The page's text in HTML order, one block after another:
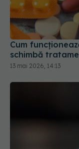
Cum
schimbă
13 mai 2026, 14:13